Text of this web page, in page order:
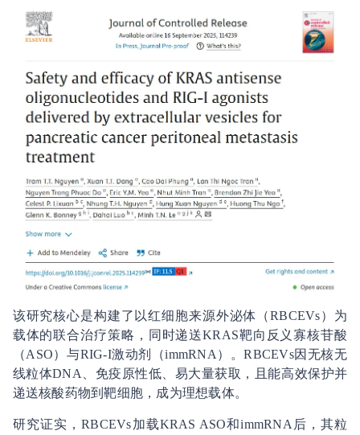
该研究核心是构建了以红细胞来源外泌体（RBCEVs）为
载体的联合治疗策略，同时递送KRAS靶向反义寡核苷酸
（ASO）与RIG-I激动剂（immRNA）。RBCEVs因无核无
线粒体DNA、免疫原性低、易大量获取，且能高效保护并
递送核酸药物到靶细胞，成为理想载体。
研究证实，RBCEVs加载KRAS ASO和immRNA后，其粒